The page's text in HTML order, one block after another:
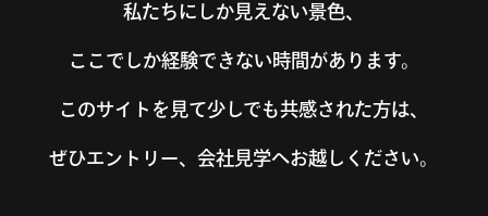
私たちにしか見えない景色、
ここでしか経験できない時間があります。
このサイトを見て少しでも共感された方は、
ぜひエントリー、会社見学へお越しください。